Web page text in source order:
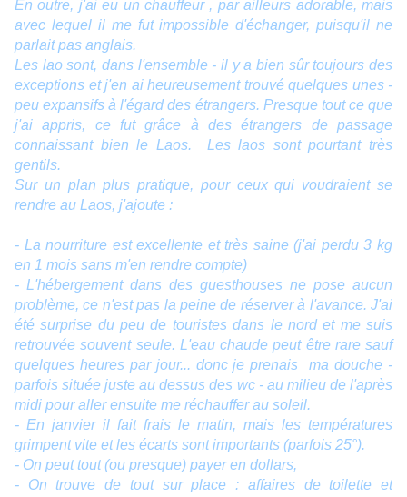
En outre, j'ai eu un chauffeur , par ailleurs adorable, mais
avec lequel il me fut impossible d'échanger, puisqu'il ne
parlait pas anglais.
Les lao sont, dans l'ensemble - il y a bien sûr toujours des
exceptions et j'en ai heureusement trouvé quelques unes -
peu expansifs à l'égard des étrangers. Presque tout ce que
j'ai appris, ce fut grâce à des étrangers de passage
connaissant bien le Laos.
Les laos sont pourtant très
gentils.
Sur un plan plus pratique, pour ceux qui voudraient se
rendre au Laos, j'ajoute :
- La nourriture est excellente et très saine (j'ai perdu 3 kg
en 1 mois sans m'en rendre compte)
- L'hébergement dans des guesthouses ne pose aucun
problème, ce n'est pas la peine de réserver à l'avance. J'ai
été surprise du peu de touristes dans le nord et me suis
retrouvée souvent seule. L'eau chaude peut être rare sauf
quelques heures par jour... donc je prenais ma douche -
parfois située juste au dessus des wc - au milieu de l'après
midi pour aller ensuite me réchauffer au soleil.
- En janvier il fait frais le matin, mais les températures
grimpent vite et les écarts sont importants (parfois 25°).
- On peut tout (ou presque) payer en dollars,
- On trouve de tout sur place : affaires de toilette et